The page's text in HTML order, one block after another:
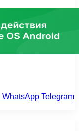
WhatsApp Telegram